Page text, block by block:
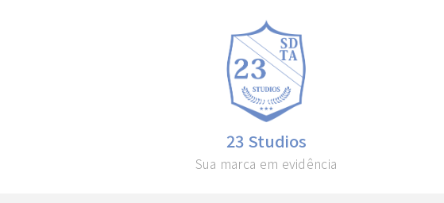
23 Studios
Sua marca em evidência